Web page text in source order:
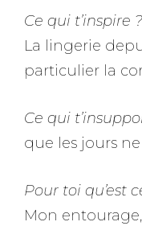
Ce qui t’inspire ?
La lingerie
particulier la
Ce qui
que les jours
Pour toi qu’est
Mon